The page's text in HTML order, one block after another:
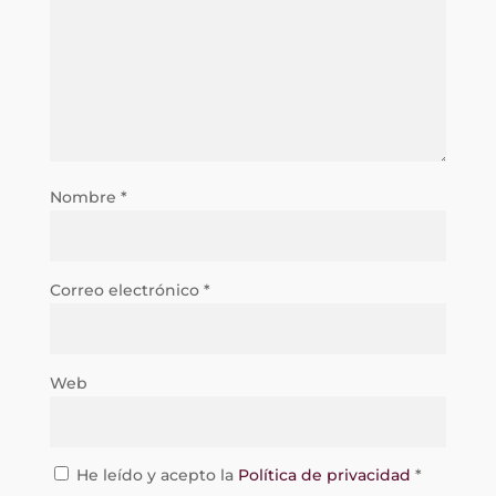
Nombre *
Correo electrónico *
Web
He leído y acepto la Política de privacidad *